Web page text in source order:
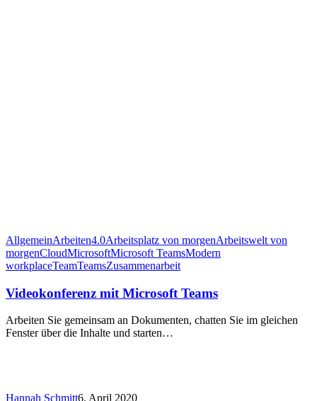
AllgemeinArbeiten4.0Arbeitsplatz von morgenArbeitswelt von
morgenCloudMicrosoftMicrosoft TeamsModern
workplaceTeamTeamsZusammenarbeit
Videokonferenz mit Microsoft Teams
Arbeiten Sie gemeinsam an Dokumenten, chatten Sie im gleichen
Fenster über die Inhalte und starten…
Hannah Schmitt6. April 2020